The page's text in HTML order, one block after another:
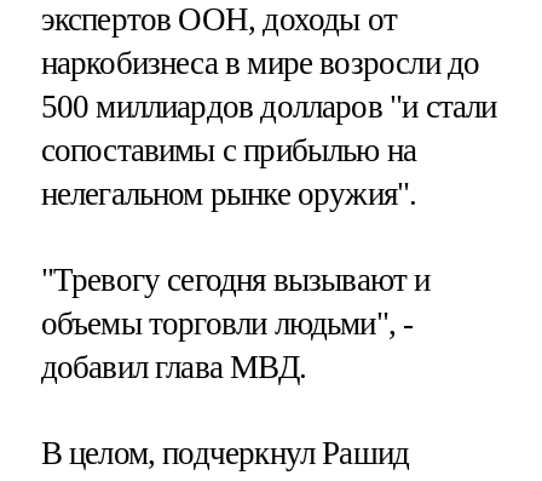
экспертов ООН, доходы от
наркобизнеса в мире возросли до
500 миллиардов долларов "и стали
сопоставимы с прибылью на
нелегальном рынке оружия".
"Тревогу сегодня вызывают и
объемы торговли людьми", -
добавил глава МВД.
В целом, подчеркнул Рашид